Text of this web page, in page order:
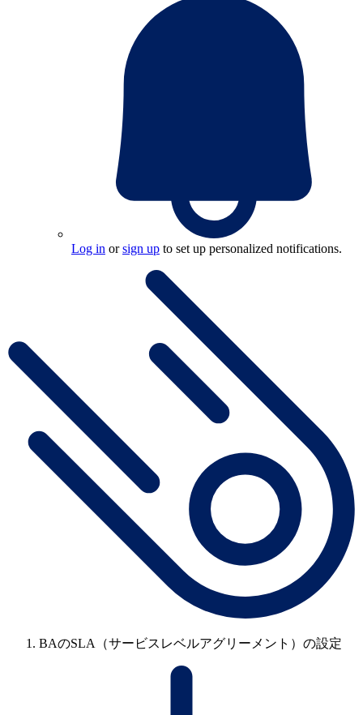
Log in orsign up to set up personalized notifications.
BAのSLA（サービスレベルアグリーメント）の設定